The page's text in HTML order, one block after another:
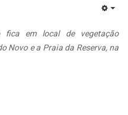
fica em local de vegetação
Novo e a Praia da Reserva, na